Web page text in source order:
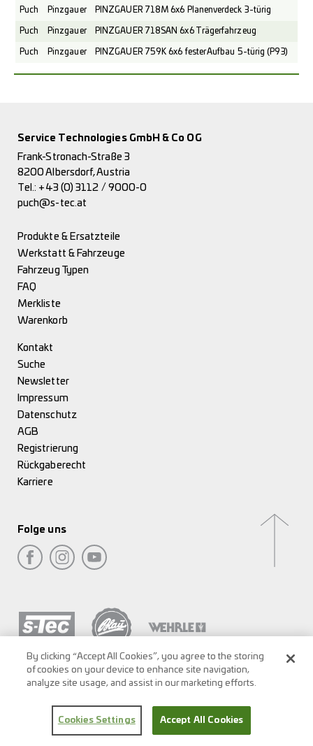
Puch Pinzgauer PINZGAUER 718M 6x6 Planenverdeck 3-türig
Puch Pinzgauer PINZGAUER 718SAN 6x6 Trägerfahrzeug
Puch Pinzgauer PINZGAUER 759K 6x6 fester Aufbau 5-türig (P93)
Service Technologies GmbH & Co OG
Frank-Stronach-Straße 3
8200 Albersdorf, Austria
Tel.: +43 (0) 3112 / 9000-0
puch@s-tec.at
Produkte & Ersatzteile
Werkstatt & Fahrzeuge
Fahrzeug Typen
FAQ
Merkliste
Warenkorb
Kontakt
Suche
Newsletter
Impressum
Datenschutz
AGB
Registrierung
Rückgaberecht
Karriere
Folge uns
By clicking “Accept All Cookies”, you agree to the storing
of cookies on your device to enhance site navigation,
analyze site usage, and assist in our marketing efforts.
Cookies Settings Accept All Cookies